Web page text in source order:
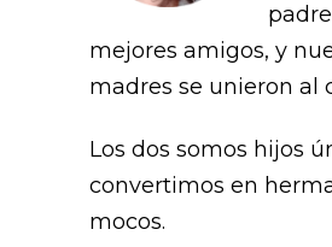
mejores amigos, y
madres se unieron al
Los dos somos hijos
convertimos en
mocos.